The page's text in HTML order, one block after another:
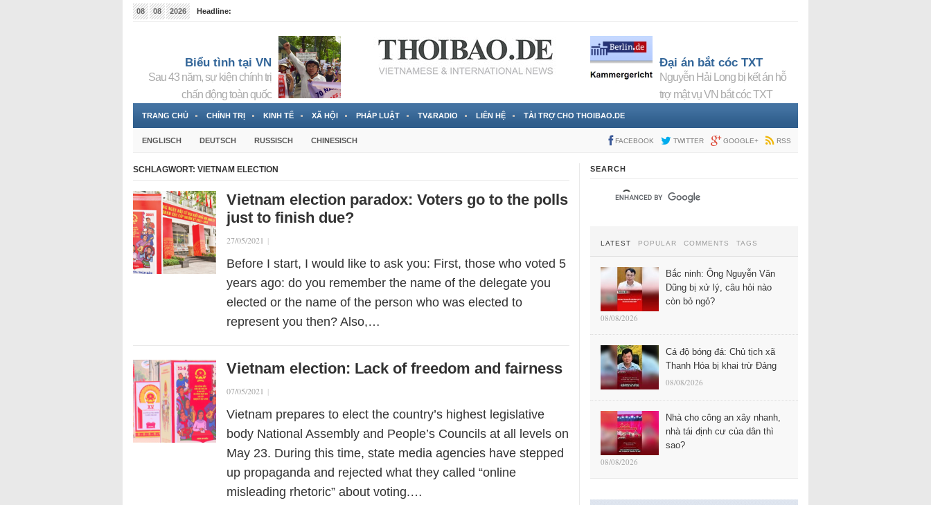
08 08 2026
Headline:
Biểu tình tại VN
Sau 43 năm, sự kiện chính trị
chấn động toàn quốc
Đại án bắt cóc TXT
Nguyễn Hải Long bị kết án hỗ
trợ mật vụ VN bắt cóc TXT
TRANG CHỦ CHÍNH TRỊ KINH TẾ XÃ HỘI PHÁP LUẬT TV&RADIO LIÊN HỆ TÀI TRỢ CHO THOIBAO.DE
ENGLISCH DEUTSCH RUSSISCH CHINESISCH FACEBOOK TWITTER GOOGLE+ RSS
SCHLAGWORT: VIETNAM ELECTION
Vietnam election paradox: Voters go to the polls
just to finish due?
27/05/2021 |
Before I start, I would like to ask you: First, those who voted 5
years ago: do you remember the name of the delegate you
elected or the name of the person who was elected to
represent you then? Also,…
Vietnam election: Lack of freedom and fairness
07/05/2021 |
Vietnam prepares to elect the country’s highest legislative
body National Assembly and People’s Councils at all levels on
May 23. During this time, state media agencies have stepped
up propaganda and rejected what they called “online
misleading rhetoric” about voting.…
SEARCH
LATEST POPULAR COMMENTS TAGS
Bắc ninh: Ông Nguyễn Văn
Dũng bị xử lý, câu hỏi nào
còn bỏ ngỏ?
08/08/2026
Cá độ bóng đá: Chủ tịch xã
Thanh Hóa bị khai trừ Đảng
08/08/2026
Nhà cho công an xây nhanh,
nhà tái định cư của dân thì
sao?
08/08/2026